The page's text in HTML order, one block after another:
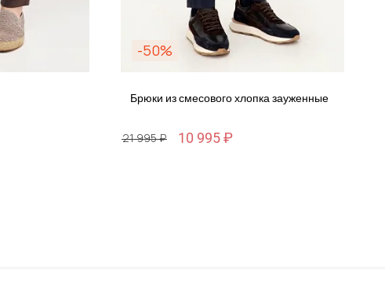
-50%
Брюки из смесового хлопка зауженные
21 995 ₽ 10 995 ₽